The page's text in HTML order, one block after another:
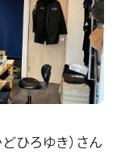
ひろゆき）さん